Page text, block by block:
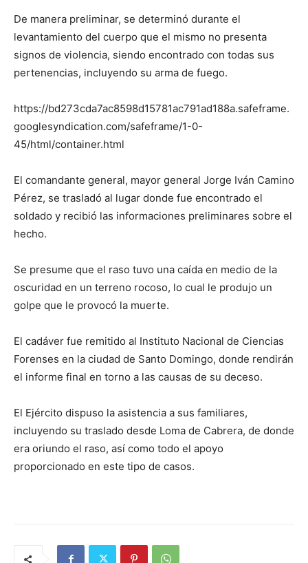
De manera preliminar, se determinó durante el
levantamiento del cuerpo que el mismo no presenta
signos de violencia, siendo encontrado con todas sus
pertenencias, incluyendo su arma de fuego.
https://bd273cda7ac8598d15781ac791ad188a.safeframe.
googlesyndication.com/safeframe/1-0-
45/html/container.html
El comandante general, mayor general Jorge Iván Camino
Pérez, se trasladó al lugar donde fue encontrado el
soldado y recibió las informaciones preliminares sobre el
hecho.
Se presume que el raso tuvo una caída en medio de la
oscuridad en un terreno rocoso, lo cual le produjo un
golpe que le provocó la muerte.
El cadáver fue remitido al Instituto Nacional de Ciencias
Forenses en la ciudad de Santo Domingo, donde rendirán
el informe final en torno a las causas de su deceso.
El Ejército dispuso la asistencia a sus familiares,
incluyendo su traslado desde Loma de Cabrera, de donde
era oriundo el raso, así como todo el apoyo
proporcionado en este tipo de casos.